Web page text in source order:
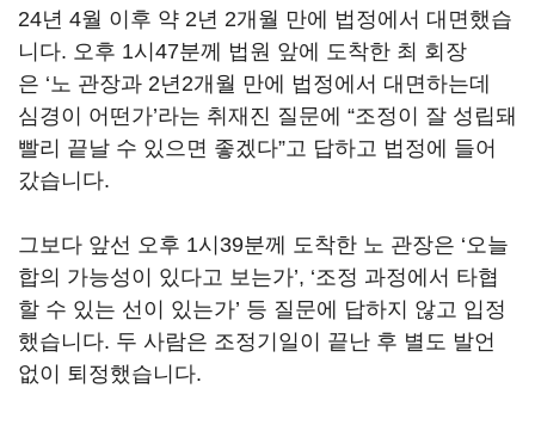
24년 4월 이후 약 2년 2개월 만에 법정에서 대면했습
니다. 오후 1시47분께 법원 앞에 도착한 최 회장
은 ‘노 관장과 2년2개월 만에 법정에서 대면하는데
심경이 어떤가’라는 취재진 질문에 “조정이 잘 성립돼
빨리 끝날 수 있으면 좋겠다”고 답하고 법정에 들어
갔습니다.
그보다 앞선 오후 1시39분께 도착한 노 관장은 ‘오늘
합의 가능성이 있다고 보는가’, ‘조정 과정에서 타협
할 수 있는 선이 있는가’ 등 질문에 답하지 않고 입정
했습니다. 두 사람은 조정기일이 끝난 후 별도 발언
없이 퇴정했습니다.